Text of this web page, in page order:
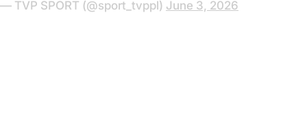
— TVP SPORT (@sport_tvppl) June 3, 2026